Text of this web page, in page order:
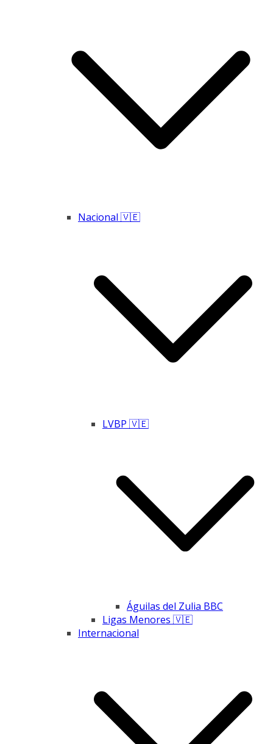
Nacional 🇻🇪
LVBP 🇻🇪
Águilas del Zulia BBC
Ligas Menores 🇻🇪
Internacional